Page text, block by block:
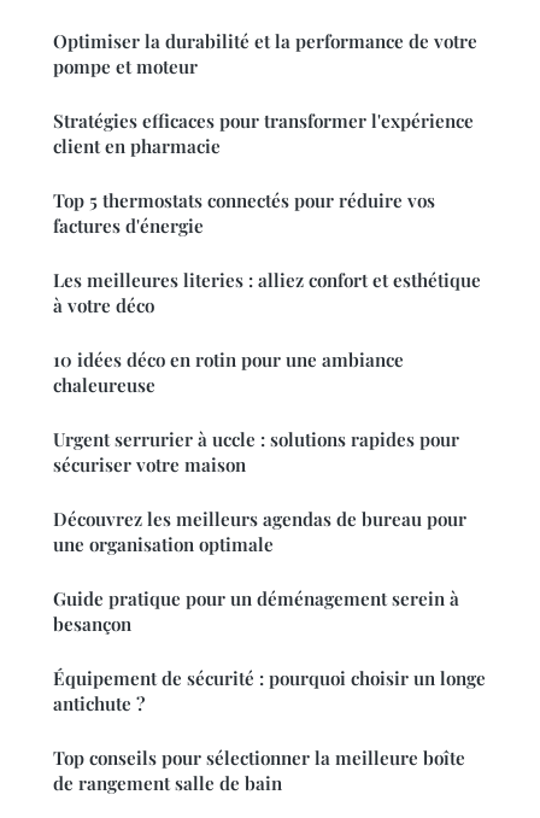
Optimiser la durabilité et la performance de votre
pompe et moteur
Stratégies efficaces pour transformer l'expérience
client en pharmacie
Top 5 thermostats connectés pour réduire vos
factures d'énergie
Les meilleures literies : alliez confort et esthétique
à votre déco
10 idées déco en rotin pour une ambiance
chaleureuse
Urgent serrurier à uccle : solutions rapides pour
sécuriser votre maison
Découvrez les meilleurs agendas de bureau pour
une organisation optimale
Guide pratique pour un déménagement serein à
besançon
Équipement de sécurité : pourquoi choisir un longe
antichute ?
Top conseils pour sélectionner la meilleure boîte
de rangement salle de bain